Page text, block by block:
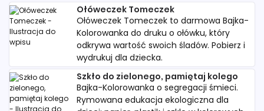
Ołóweczek Tomeczek
Ołóweczek Tomeczek to darmowa Bajka-
Kolorowanka do druku o ołówku, który
odkrywa wartość swoich śladów. Pobierz i
wydrukuj dla dziecka.
Szkło do zielonego, pamiętaj kolego
Bajka-Kolorowanka o segregacji śmieci.
Rymowana edukacja ekologiczna dla